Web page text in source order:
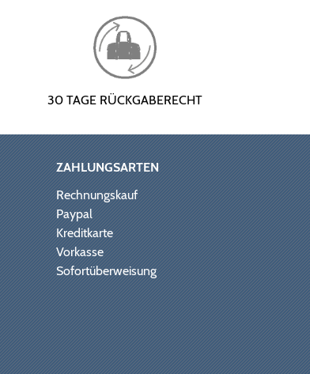
30 TAGE RÜCKGABERECHT
ZAHLUNGSARTEN
Rechnungskauf
Paypal
Kreditkarte
Vorkasse
Sofortüberweisung